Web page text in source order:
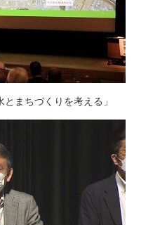
まちづくりを考える」